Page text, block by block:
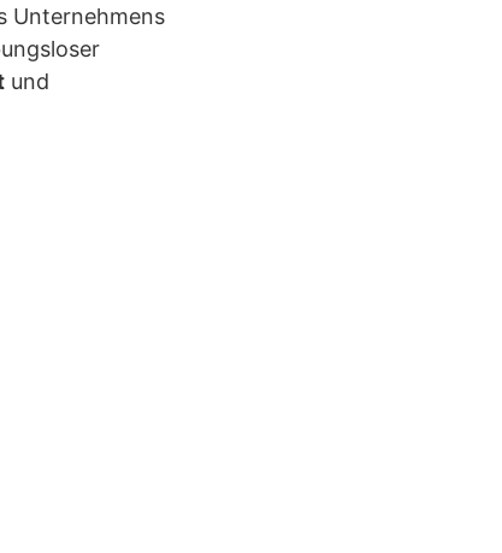
Unternehmens
und